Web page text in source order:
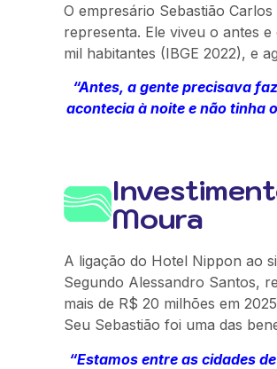
O empresário Sebastião
representa. Ele viveu o antes
mil habitantes (IBGE 2022), e
“Antes, a gente precisava
acontecia à noite e não tinha
Moura
A ligação do Hotel Nippon ao
Segundo Alessandro Santos,
mais de R$ 20 milhões em
Seu Sebastião foi uma das
“Estamos entre as cidades